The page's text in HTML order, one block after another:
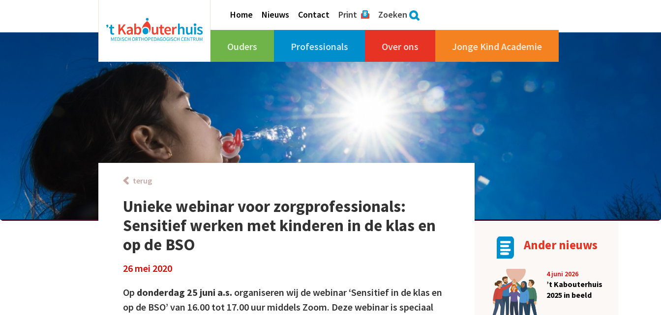
Home Nieuws Contact Print Zoeken
Ouders Professionals Over ons Jonge Kind Academie
terug
Unieke webinar voor zorgprofessionals:
Sensitief werken met kinderen in de klas en
op de BSO
26 mei 2020
Op donderdag 25 juni a.s. organiseren wij de webinar ‘Sensitief in de klas en
op de BSO’ van 16.00 tot 17.00 uur middels Zoom. Deze webinar is speciaal
Ander nieuws
4 juni 2026
’t Kabouterhuis
2025 in beeld